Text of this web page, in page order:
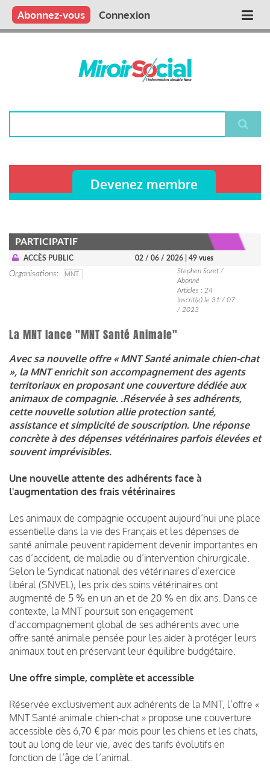
Aller
contenu
Main
Qui sommes nous ?
Vous publiez
Nous publions
Contactez-nous
Abonnez-vous Connexion
Devenez membre
PARTICIPATIF
ACCÈS PUBLIC 02 / 06 / 2026 | 49 vues
Organisations MNT
Stephen Soret /
Abonné
Articles : 24
Inscrit(e) le 31 / 07
/ 2023
La MNT lance "MNT Santé Animale"
Avec sa nouvelle offre « MNT Santé animale chien-chat
», la MNT enrichit son accompagnement des agents
territoriaux en proposant une couverture dédiée aux
animaux de compagnie. .Réservée à ses adhérents,
cette nouvelle solution allie protection santé,
assistance et simplicité de souscription. Une réponse
concrète à des dépenses vétérinaires parfois élevées et
souvent imprévisibles.
Une nouvelle attente des adhérents face à
l'augmentation des frais vétérinaires
Les animaux de compagnie occupent aujourd’hui une place
essentielle dans la vie des Français et les dépenses de
santé animale peuvent rapidement devenir importantes en
cas d’accident, de maladie ou d’intervention chirurgicale.
Selon le Syndicat national des vétérinaires d’exercice
libéral (SNVEL), les prix des soins vétérinaires ont
augmenté de 5 % en un an et de 20 % en dix ans. Dans ce
contexte, la MNT poursuit son engagement
d’accompagnement global de ses adhérents avec une
offre santé animale pensée pour les aider à protéger leurs
animaux tout en préservant leur équilibre budgétaire.
Une offre simple, complète et accessible
Réservée exclusivement aux adhérents de la MNT, l’offre «
MNT Santé animale chien-chat » propose une couverture
accessible dès 6,70 € par mois pour les chiens et les chats,
tout au long de leur vie, avec des tarifs évolutifs en
fonction de l’âge de l’animal.